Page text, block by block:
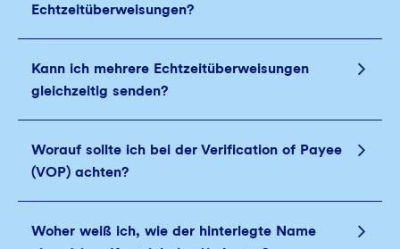
Echtzeitüberweisungen?
Kann ich mehrere Echtzeitüberweisungen
gleichzeitig senden?
Worauf sollte ich bei der Verification of Payee
(VOP) achten?
Woher weiß ich, wie der hinterlegte Name